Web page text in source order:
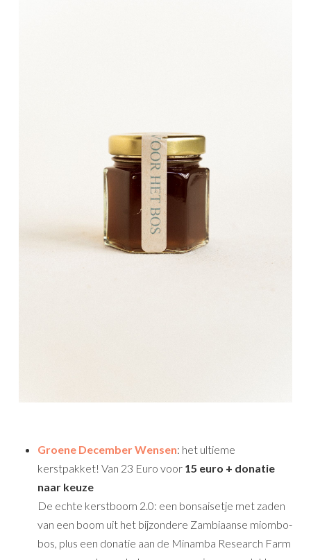
Groene December Wensen: het ultieme
kerstpakket! Van 23 Euro voor 15 euro + donatie
naar keuze
De echte kerstboom 2.0: een bonsaisetje met zaden
van een boom uit het bijzondere Zambiaanse miombo-
bos, plus een donatie aan de Minamba Research Farm